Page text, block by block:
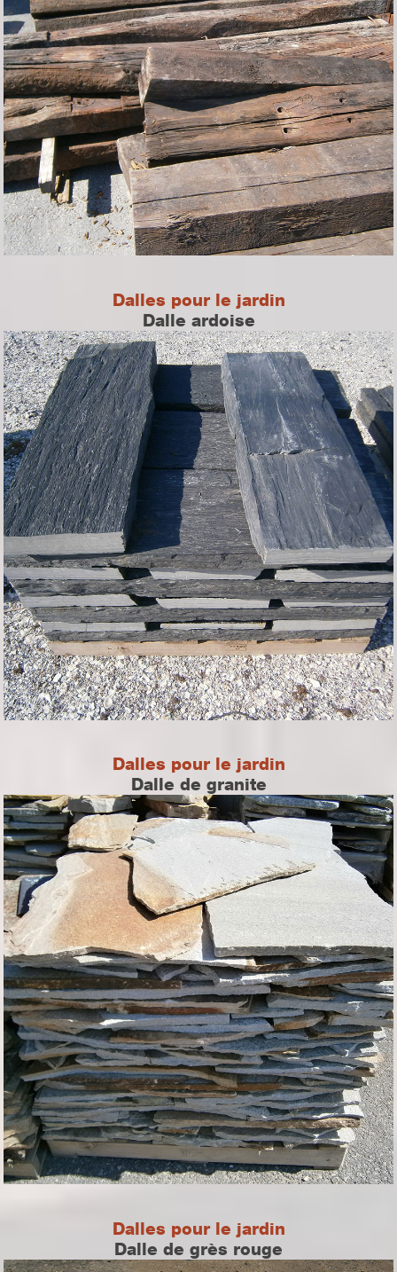
Dalles pour le jardin
Dalle ardoise
Dalles pour le jardin
Dalle de granite
Dalles pour le jardin
Dalle de grès rouge